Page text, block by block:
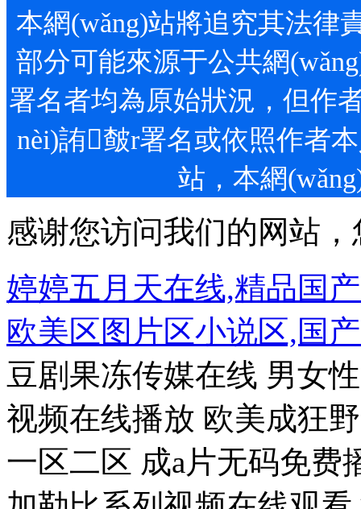
本網(wǎng)站將追究其法律
部分可能來源于公共網
署名者均為原始狀況，但作
nèi)詴皶r署名或依照作者本
站，本網
感谢您访问我们的网站
婷婷五月天在线,精品国
欧美区图片区小说区,国